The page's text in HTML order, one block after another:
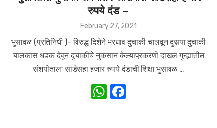
p
p o
k
रुपये दंड –
Posted
February 27, 2021
भुसावळ (प्रतिनिधी )- विरुद्ध दिशेने भरधाव दुचाकी चालवून दुसर्‍या दुचाकी
चालकास धडक देवून दुचाकींचे नुकसान केल्याप्रकरणी दाखल गुन्ह्यातील
संशयीताला साडेसहा हजार रुपये दंडाची शिक्षा भुसावळ …
W